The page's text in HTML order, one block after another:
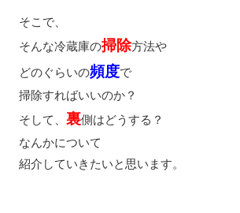
そこで、
そんな冷蔵庫の掃除方法や
どのぐらいの頻度で
掃除すればいいのか？
そして、 裏側はどうする？
なんかについて
紹介していきたいと思います。